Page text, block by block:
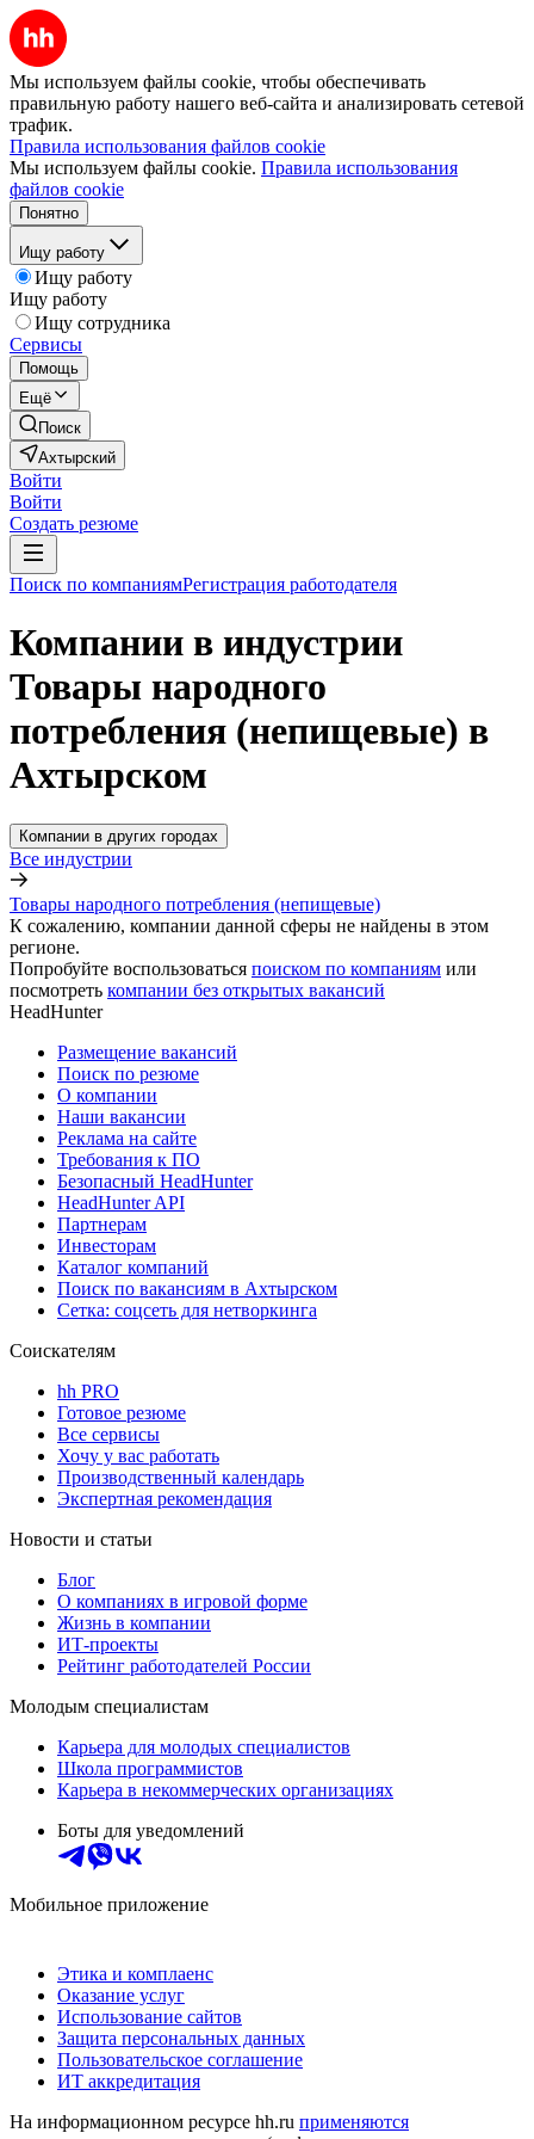
Мы используем файлы cookie, чтобы обеспечивать
правильную работу нашего веб-сайта и анализировать сетевой
трафик.
Правила использования файлов cookie
Мы используем файлы cookie. Правила использования
файлов cookie
Понятно
Ищу работу
Ищу работу
Ищу работу
Ищу сотрудника
Сервисы
Помощь
Ещё
Поиск
Ахтырский
Войти
Войти
Создать резюме
Поиск по компаниямРегистрация работодателя
Компании в индустрии
Товары народного
потребления (непищевые) в
Ахтырском
Компании в других городах
Все индустрии
Товары народного потребления (непищевые)
К сожалению, компании данной сферы не найдены в этом
регионе.
Попробуйте воспользоваться поиском по компаниям или
посмотреть компании без открытых вакансий
HeadHunter
Размещение вакансий
Поиск по резюме
О компании
Наши вакансии
Реклама на сайте
Требования к ПО
Безопасный HeadHunter
HeadHunter API
Партнерам
Инвесторам
Каталог компаний
Поиск по вакансиям в Ахтырском
Сетка: соцсеть для нетворкинга
Соискателям
hh PRO
Готовое резюме
Все сервисы
Хочу у вас работать
Производственный календарь
Экспертная рекомендация
Новости и статьи
Блог
О компаниях в игровой форме
Жизнь в компании
ИТ-проекты
Рейтинг работодателей России
Молодым специалистам
Карьера для молодых специалистов
Школа программистов
Карьера в некоммерческих организациях
Боты для уведомлений
Мобильное приложение
Этика и комплаенс
Оказание услуг
Использование сайтов
Защита персональных данных
Пользовательское соглашение
ИТ аккредитация
На информационном ресурсе hh.ru применяются